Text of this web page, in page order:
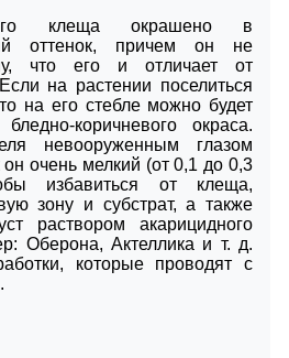
клеща окрашено в
оттенок, причем он не
что его и отличает от
на растении поселиться
на его стебле можно будет
коричневого окраса.
невооруженным глазом
очень мелкий (от 0,1 до 0,3
избавиться от клеща,
зону и субстрат, а также
раствором акарицидного
Оберона, Актеллика и т. д.
которые проводят с